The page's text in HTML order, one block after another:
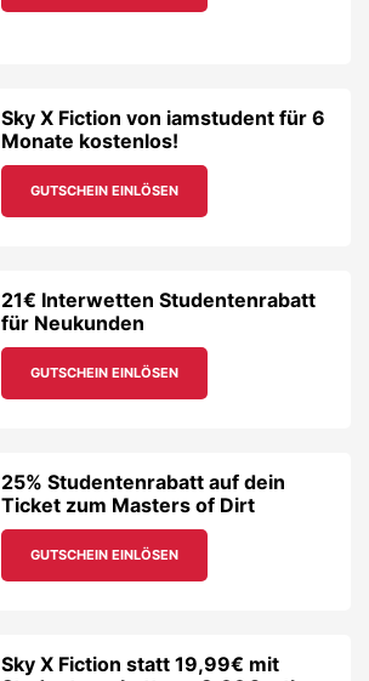
Sky X Fiction von iamstudent für 6
Monate kostenlos!
GUTSCHEIN EINLÖSEN
21€ Interwetten Studentenrabatt
für Neukunden
GUTSCHEIN EINLÖSEN
25% Studentenrabatt auf dein
Ticket zum Masters of Dirt
GUTSCHEIN EINLÖSEN
Sky X Fiction statt 19,99€ mit